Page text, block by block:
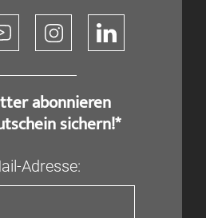
abonnieren
sichern!*
Adresse: